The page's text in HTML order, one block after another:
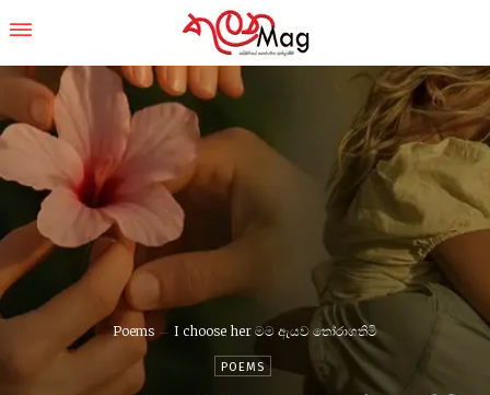
Poems I choose her මම ඇයව තෝරාගතිමි
POEMS